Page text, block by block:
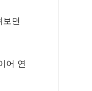
보면
어 연